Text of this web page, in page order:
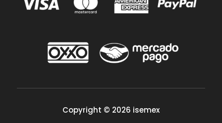
Copyright © 2026 isemex